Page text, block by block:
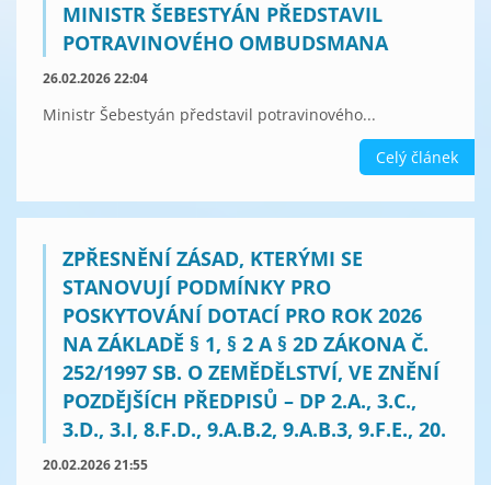
MINISTR ŠEBESTYÁN PŘEDSTAVIL
POTRAVINOVÉHO OMBUDSMANA
26.02.2026 22:04
Ministr Šebestyán představil potravinového...
Celý článek
ZPŘESNĚNÍ ZÁSAD, KTERÝMI SE
STANOVUJÍ PODMÍNKY PRO
POSKYTOVÁNÍ DOTACÍ PRO ROK 2026
NA ZÁKLADĚ § 1, § 2 A § 2D ZÁKONA Č.
252/1997 SB. O ZEMĚDĚLSTVÍ, VE ZNĚNÍ
POZDĚJŠÍCH PŘEDPISŮ – DP 2.A., 3.C.,
3.D., 3.I, 8.F.D., 9.A.B.2, 9.A.B.3, 9.F.E., 20.
20.02.2026 21:55